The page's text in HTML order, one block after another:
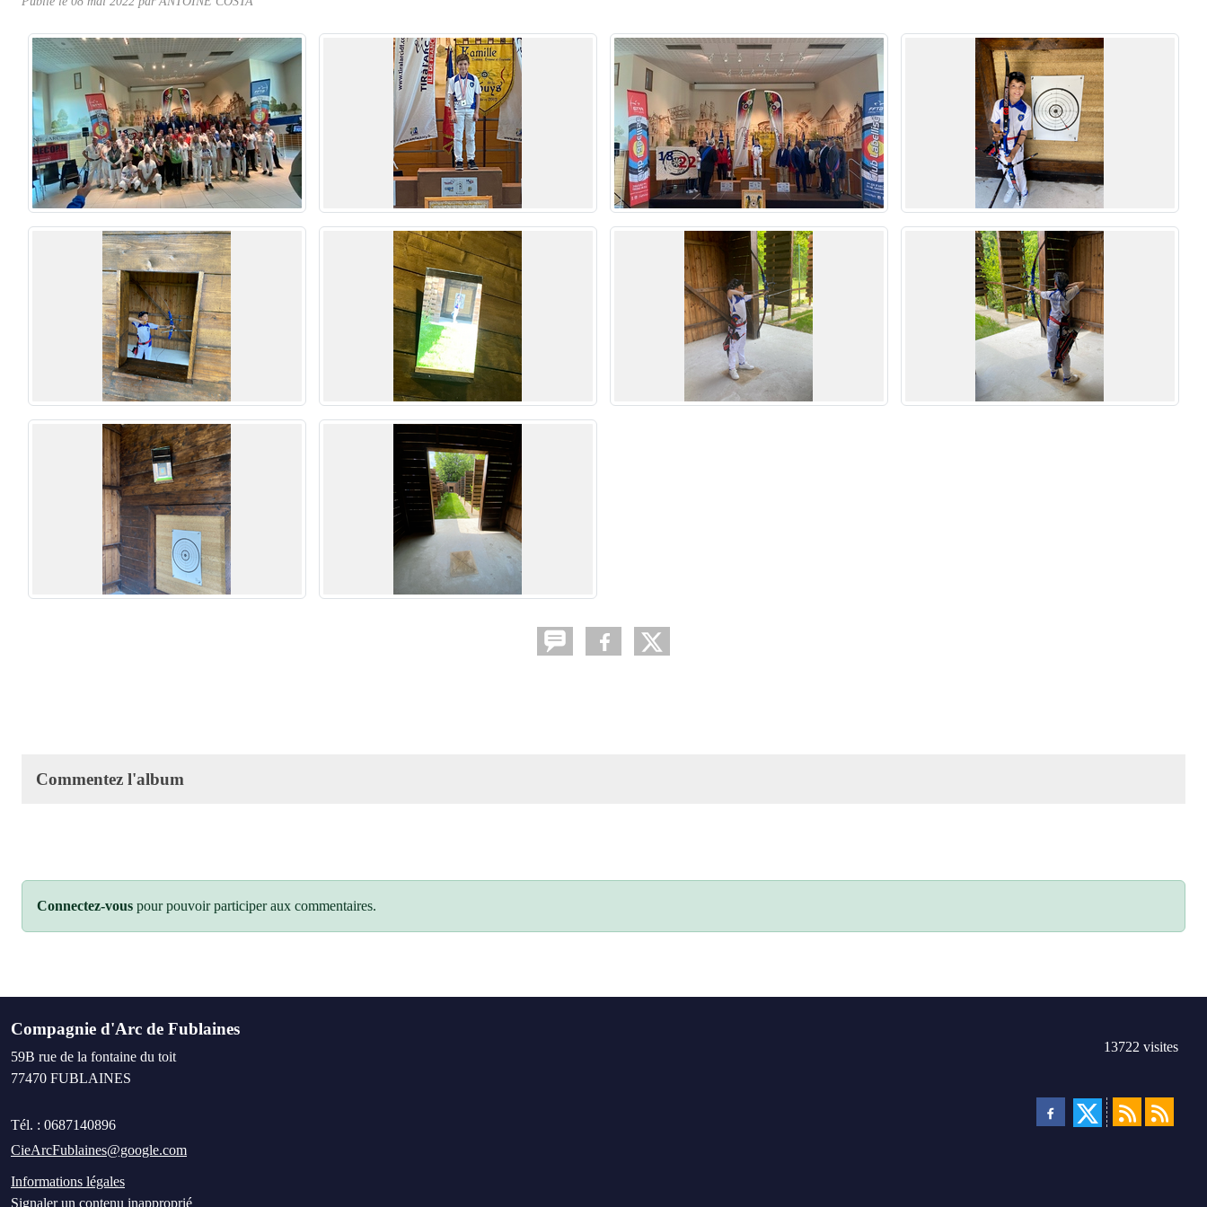
Commentez l'album
Connectez-vous pour pouvoir participer aux commentaires.
Compagnie d'Arc de Fublaines
59B rue de la fontaine du toit
77470 FUBLAINES
Tél. : 0687140896
CieArcFublaines@google.com
Informations légales
Signaler un contenu inapproprié
13722 visites